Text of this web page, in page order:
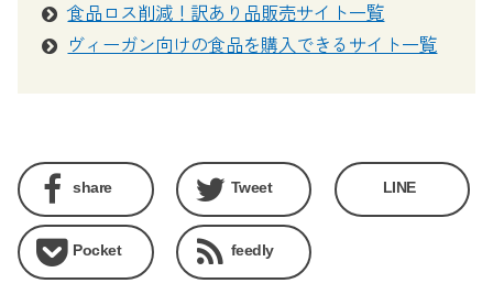
食品ロス削減！訳あり品販売サイト一覧
ヴィーガン向けの食品を購入できるサイト一覧
share Tweet LINE
Pocket feedly